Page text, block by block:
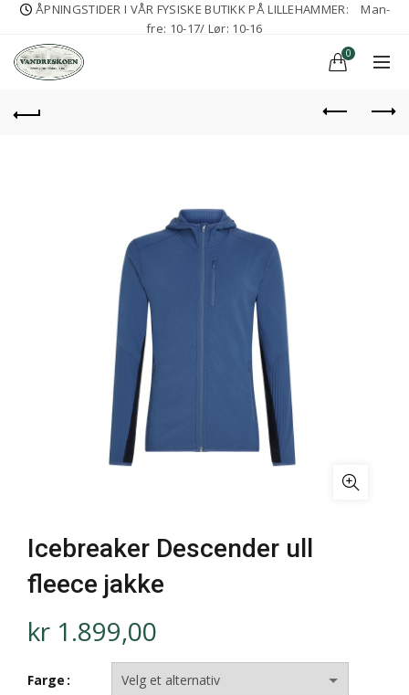
ÅPNINGSTIDER I VÅR FYSISKE BUTIKK PÅ LILLEHAMMER:
Man-
fre: 10-17/ Lør: 10-16
0
Icebreaker Descender ull
fleece jakke
kr 1.899,00
Farge